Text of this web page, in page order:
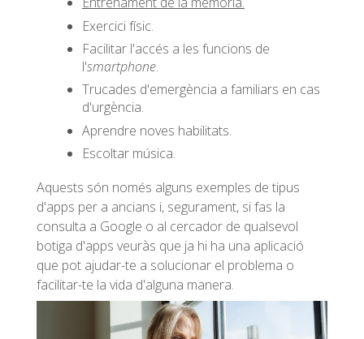
Exercici físic.
Facilitar l'accés a les funcions de
l'smartphone.
Trucades d'emergència a familiars en cas
d'urgència.
Aprendre noves habilitats.
Escoltar música.
Aquests són només alguns exemples de tipus
d'apps per a ancians i, segurament, si fas la
consulta a Google o al cercador de qualsevol
botiga d'apps veuràs que ja hi ha una aplicació
que pot ajudar-te a solucionar el problema o
facilitar-te la vida d'alguna manera.